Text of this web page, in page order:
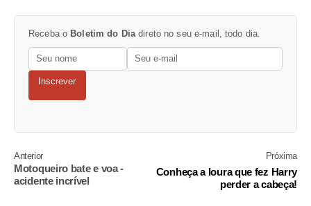
Receba o Boletim do Diadireto no seu e-mail, todo dia.
Inscrever
Anterior
Motoqueiro bate e voa -
acidente incrível
Próxima
Conheça a loura que fez Harry
perder a cabeça!